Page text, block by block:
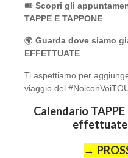
🎟️ Scopri gli
TAPPE E TAPPONE
🌍 Guarda dove siamo
EFFETTUATE
Ti aspettiamo per
viaggio del
Calendario
effettuate
→